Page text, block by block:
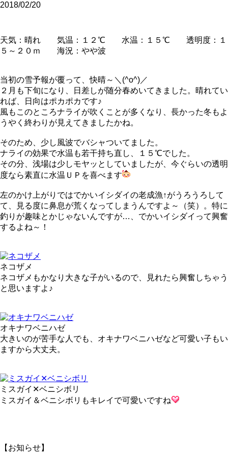
2018/02/20
天気：晴れ 気温：１２℃ 水温：１５℃ 透明度：１
５～２０ｍ 海況：やや波
当初の雪予報が覆って、快晴～＼(^o^)／
２月も下旬になり、日差しが随分春めいてきました。晴れてい
れば、日向はポカポカです♪
風もこのところナライが吹くことが多くなり、長かった冬もよ
うやく終わりが見えてきましたかね。
そのため、少し風波でバシャついてました。
ナライの効果で水温も若干持ち直し、１５℃でした。
その分、浅場は少しモヤッとしていましたが、今ぐらいの透明
度なら素直に水温ＵＰを喜べます
左のかけ上がりではでかいイシダイの老成漁↑がうろうろして
て、見る度に鼻息が荒くなってしまうんですよ～（笑）。特に
釣りが趣味とかじゃないんですが…、でかいイシダイって興奮
するよね～！
ネコザメ
ネコザメもかなり大きな子がいるので、見れたら興奮しちゃう
と思いますよ♪
オキナワベニハゼ
大きいのが苦手な人でも、オキナワベニハゼなど可愛い子もい
ますから大丈夫。
ミスガイ✕ベニシボリ
ミスガイ＆ベニシボリもキレイで可愛いですね
【お知らせ】